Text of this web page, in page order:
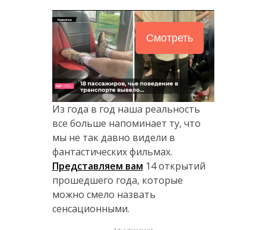
Смотреть
Следующее видео Отмена
Из года в год наша реальность
все больше напоминает ту, что
мы не так давно видели в
фантастических фильмах.
Представляем вам 14 открытий
прошедшего года, которые
можно смело назвать
сенсационными.